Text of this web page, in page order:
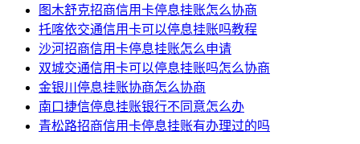
图木舒克招商信用卡停息挂账怎么协商
托喀依交通信用卡可以停息挂账吗教程
沙河招商信用卡停息挂账怎么申请
双城交通信用卡可以停息挂账吗怎么协商
金银川停息挂账协商怎么协商
南口捷信停息挂账银行不同意怎么办
青松路招商信用卡停息挂账有办理过的吗